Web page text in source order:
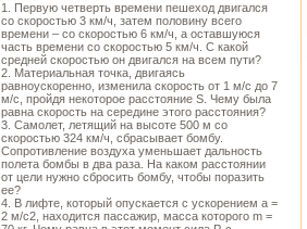
1. Первую четверть времени пешеход двигался
со скоростью 3 км/ч, затем половину всего
времени – со скоростью 6 км/ч, а оставшуюся
часть времени со скоростью 5 км/ч. С какой
средней скоростью он двигался на всем пути?
2. Материальная точка, двигаясь
равноускоренно, изменила скорость от 1 м/с до 7
м/с, пройдя некоторое расстояние S. Чему была
равна скорость на середине этого расстояния?
3. Самолет, летящий на высоте 500 м со
скоростью 324 км/ч, сбрасывает бомбу.
Сопротивление воздуха уменьшает дальность
полета бомбы в два раза. На каком расстоянии
от цели нужно сбросить бомбу, чтобы поразить
ее?
4. В лифте, который опускается с ускорением а =
2 м/с2, находится пассажир, масса которого m =